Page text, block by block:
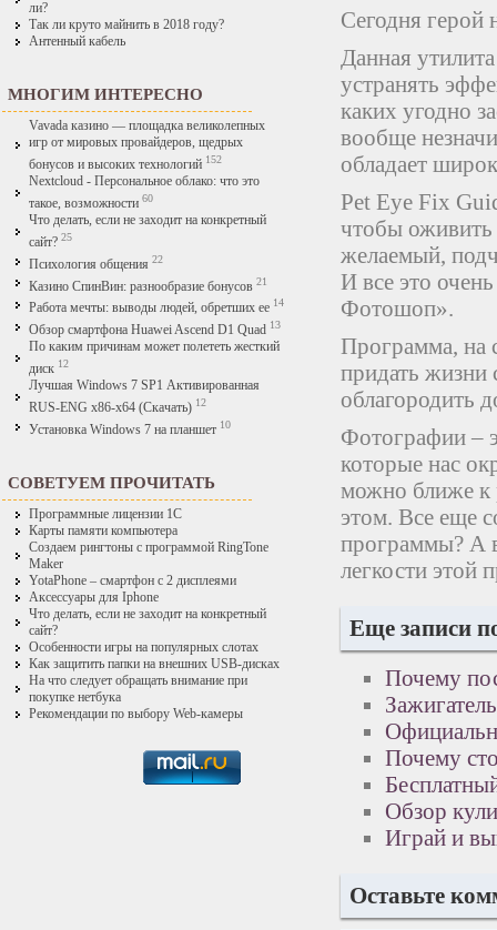
ли?
Так ли круто майнить в 2018 году?
Антенный кабель
МНОГИМ ИНТЕРЕСНО
Vavada казино — площадка великолепных
игр от мировых провайдеров, щедрых
бонусов и высоких технологий 152
Nextcloud - Персональное облако: что это
такое, возможности 60
Что делать, если не заходит на конкретный
сайт? 25
Психология общения 22
Казино СпинВин: разнообразие бонусов 21
Работа мечты: выводы людей, обретших ее 14
Обзор смартфона Huawei Ascend D1 Quad 13
По каким причинам может полететь жесткий
диск 12
Лучшая Windows 7 SP1 Активированная
RUS-ENG x86-x64 (Скачать) 12
Установка Windows 7 на планшет 10
СОВЕТУЕМ ПРОЧИТАТЬ
Программные лицензии 1С
Карты памяти компьютера
Создаем рингтоны с программой RingTone
Maker
YotaPhone – смартфон с 2 дисплеями
Аксессуары для Iphone
Что делать, если не заходит на конкретный
сайт?
Особенности игры на популярных слотах
Как защитить папки на внешних USB-дисках
На что следует обращать внимание при
покупке нетбука
Рекомендации по выбору Web-камеры
Сегодня герой
Данная
устранять
каких угодно
вообще
обладает
Pet Eye Fix
чтобы оживить
желаемый,
И все это
Фотошоп».
Программа, на
придать жизни
облагородить
Фотографии –
которые нас
можно ближе к
этом. Все еще
программы? А
легкости этой
Еще записи
Почему
Почему
Обзор
Играй и
Оставьте